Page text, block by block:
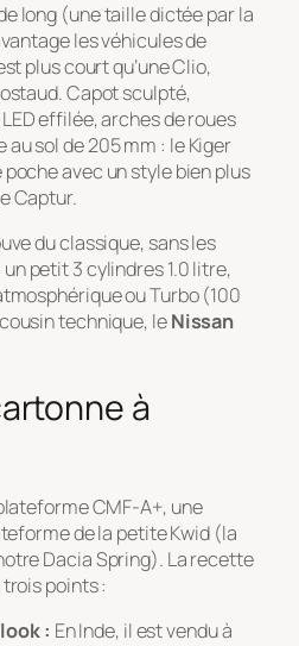
long (une taille dictée par la
les véhicules de
plus court qu’une Clio,
Capot sculpté,
effilée, arches de roues
sol de 205 mm : le Kiger
avec un style bien plus
Captur.
du classique, sans les
petit 3 cylindres 1.0 litre,
ou Turbo (100
technique, leNissan
à
CMF-A+, une
de la petite Kwid (la
Dacia Spring). La recette
points :
: En Inde, il est vendu à